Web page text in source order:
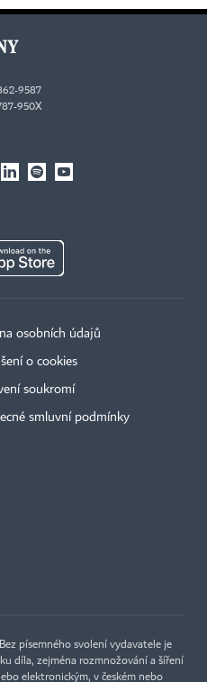
9587
950X
osobních údajů
o cookies
soukromí
smluvní podmínky
písemného svolení vydavatele je
díla, zejména rozmnožování a šíření
elektronickým, v českém nebo